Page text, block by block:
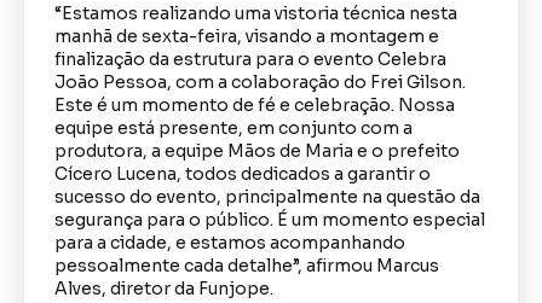
“Estamos realizando uma vistoria técnica nesta
manhã de sexta-feira, visando a montagem e
finalização da estrutura para o evento Celebra
João Pessoa, com a colaboração do Frei Gilson.
Este é um momento de fé e celebração. Nossa
equipe está presente, em conjunto com a
produtora, a equipe Mãos de Maria e o prefeito
Cícero Lucena, todos dedicados a garantir o
sucesso do evento, principalmente na questão da
segurança para o público. É um momento especial
para a cidade, e estamos acompanhando
pessoalmente cada detalhe”, afirmou Marcus
Alves, diretor da Funjope.